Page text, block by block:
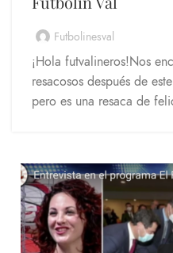
Futbolinesval
¡Hola futvalineros!Nos
resacosos después de
pero es una resaca de